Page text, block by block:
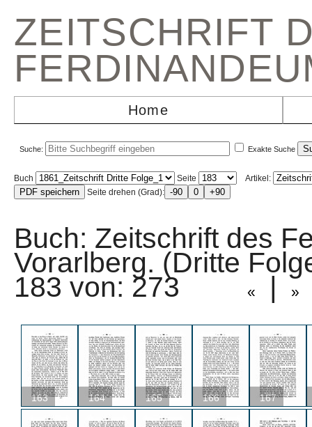
ZEITSCHRIFT
Home
Suche: Exakte Suche
Buch Seite
Artikel:
Seite drehen (Grad):
Buch: Zeitschrift des
Vorarlberg. (Dritte
183 von: 273 « | »
163 164 165 166 167